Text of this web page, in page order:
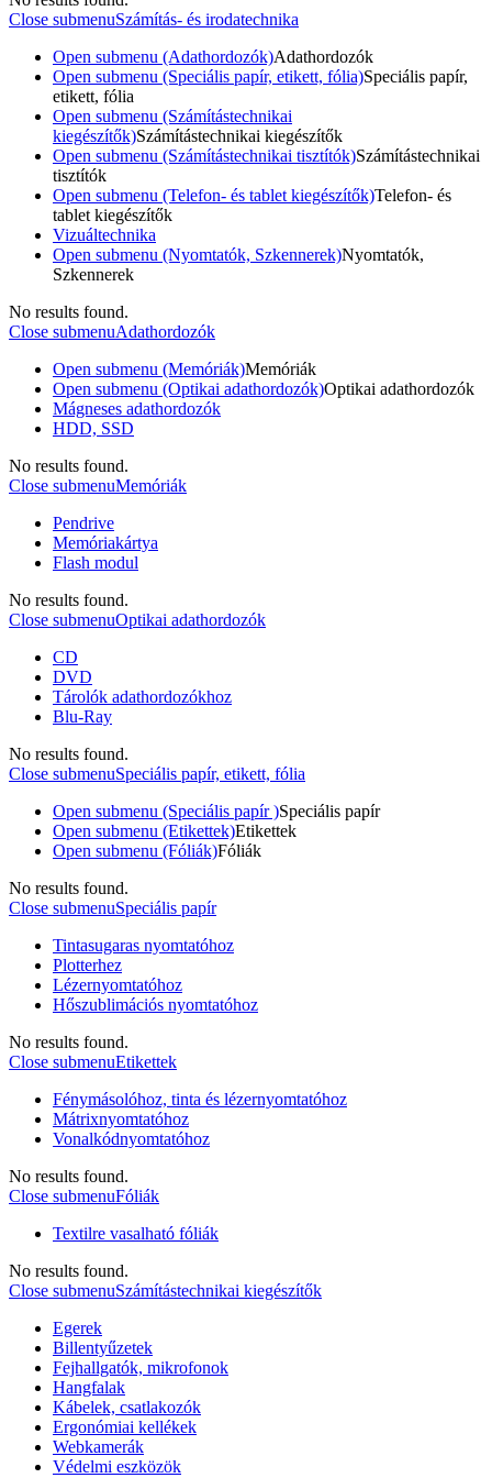
Close submenuSzámítás- és irodatechnika
Open submenu (Adathordozók)Adathordozók
Open submenu (Speciális papír, etikett, fólia)Speciális papír,
etikett, fólia
Open submenu (Számítástechnikai
kiegészítők)Számítástechnikai kiegészítők
Open submenu (Számítástechnikai tisztítók)Számítástechnikai
tisztítók
Open submenu (Telefon- és tablet kiegészítők)Telefon- és
tablet kiegészítők
Vizuáltechnika
Open submenu (Nyomtatók, Szkennerek)Nyomtatók,
Szkennerek
No results found.
Close submenuAdathordozók
Open submenu (Memóriák)Memóriák
Open submenu (Optikai adathordozók)Optikai adathordozók
Mágneses adathordozók
HDD, SSD
No results found.
Close submenuMemóriák
Pendrive
Memóriakártya
Flash modul
No results found.
Close submenuOptikai adathordozók
CD
DVD
Tárolók adathordozókhoz
Blu-Ray
No results found.
Close submenuSpeciális papír, etikett, fólia
Open submenu (Speciális papír )Speciális papír
Open submenu (Etikettek)Etikettek
Open submenu (Fóliák)Fóliák
No results found.
Close submenuSpeciális papír
Tintasugaras nyomtatóhoz
Plotterhez
Lézernyomtatóhoz
Hőszublimációs nyomtatóhoz
No results found.
Close submenuEtikettek
Fénymásolóhoz, tinta és lézernyomtatóhoz
Mátrixnyomtatóhoz
Vonalkódnyomtatóhoz
No results found.
Close submenuFóliák
Textilre vasalható fóliák
No results found.
Close submenuSzámítástechnikai kiegészítők
Egerek
Billentyűzetek
Fejhallgatók, mikrofonok
Hangfalak
Kábelek, csatlakozók
Ergonómiai kellékek
Webkamerák
Védelmi eszközök